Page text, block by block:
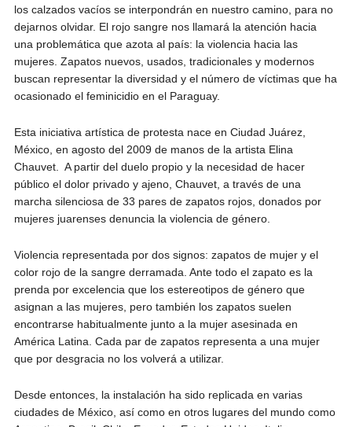
los calzados vacíos se interpondrán en nuestro camino, para no
dejarnos olvidar. El rojo sangre nos llamará la atención hacia
una problemática que azota al país: la violencia hacia las
mujeres. Zapatos nuevos, usados, tradicionales y modernos
buscan representar la diversidad y el número de víctimas que ha
ocasionado el feminicidio en el Paraguay.
Esta iniciativa artística de protesta nace en Ciudad Juárez,
México, en agosto del 2009 de manos de la artista Elina
Chauvet. A partir del duelo propio y la necesidad de hacer
público el dolor privado y ajeno, Chauvet, a través de una
marcha silenciosa de 33 pares de zapatos rojos, donados por
mujeres juarenses denuncia la violencia de género.
Violencia representada por dos signos: zapatos de mujer y el
color rojo de la sangre derramada. Ante todo el zapato es la
prenda por excelencia que los estereotipos de género que
asignan a las mujeres, pero también los zapatos suelen
encontrarse habitualmente junto a la mujer asesinada en
América Latina. Cada par de zapatos representa a una mujer
que por desgracia no los volverá a utilizar.
Desde entonces, la instalación ha sido replicada en varias
ciudades de México, así como en otros lugares del mundo como